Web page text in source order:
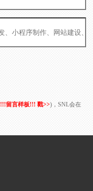
!!!留言样板!!! 戳>>)，SNL会在